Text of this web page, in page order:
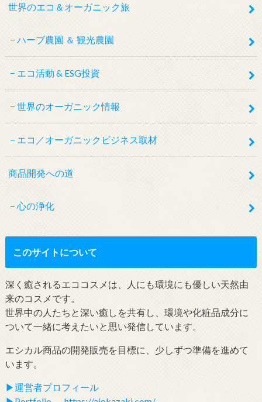
世界のエコ＆オーガニック旅
ハーブ農園 ＆ 観光農園
エコ活動 & ESG投資
世界のオーガニック情報
エコ／オーガニックビジネス取材
商品開発への道
心の浄化
このサイトについて
深く癒されるエココスメは、人にも環境にも優しい天然由
来のコスメです。
世界中の人たちと深い癒しを共有し、環境や化粧品成分に
ついて一緒に考えたいと思い発信しています。
エシカル商品の開発販売を目標に、少しずつ準備を進めて
います。
▶︎運営者プロフィール